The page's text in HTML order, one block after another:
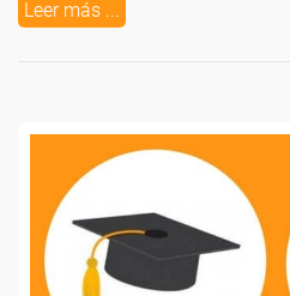
Leer más ...